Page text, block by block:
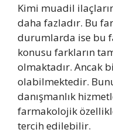
Kimi muadil
daha fazladır. Bu
durumlarda ise bu
konusu farkların
olmaktadır. Ancak
olabilmektedir.
danışmanlık
farmakolojik
tercih edilebilir.